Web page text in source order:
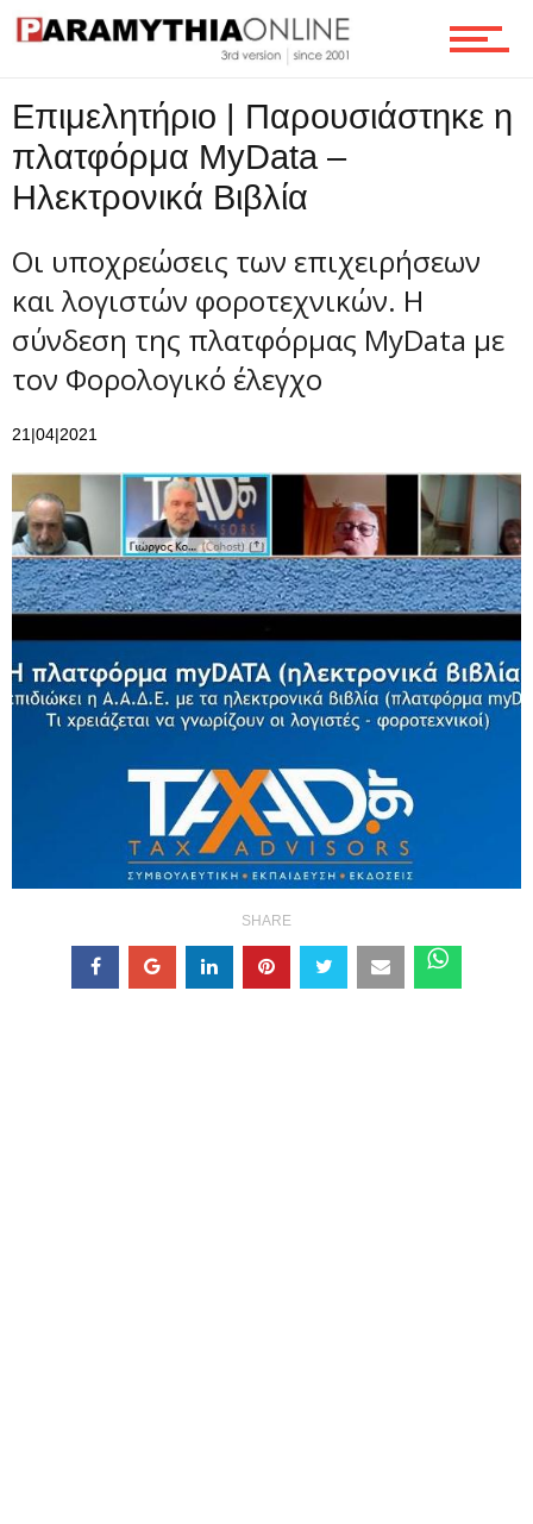
Επικοινωνία
Επιμελητήριο | Παρουσιάστηκε η
πλατφόρμα MyData –
Ηλεκτρονικά Βιβλία
Οι υποχρεώσεις των επιχειρήσεων
και λογιστών φοροτεχνικών. Η
σύνδεση της πλατφόρμας MyData με
τον Φορολογικό έλεγχο
21|04|2021
SHARE